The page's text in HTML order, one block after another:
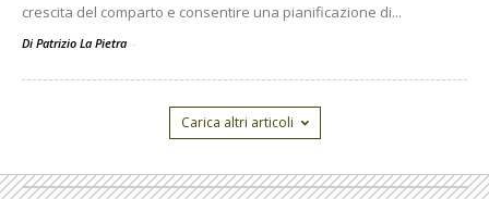
crescita del comparto e consentire una pianificazione di...
Di Patrizio La Pietra -
Carica altri articoli